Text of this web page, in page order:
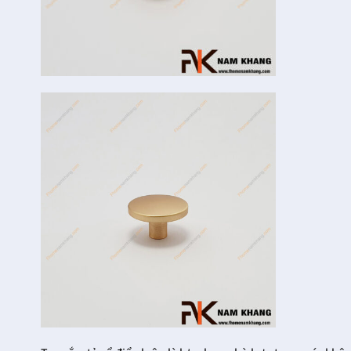
FHomeNamKhang hiện
có trên dưới hàng chục
mẫu khóa cửa đại sảnh
với sự đa dạng về kiểu
có rất nhiều nhà phân
phối khóa cửa thông
nhau, đều [...]